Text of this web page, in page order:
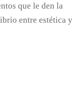
que le den la
entre estética y